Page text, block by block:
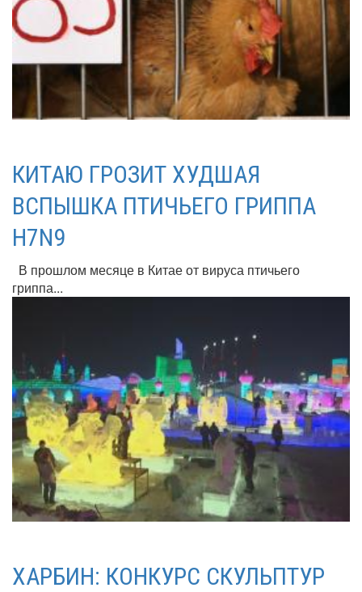
КИТАЮ ГРОЗИТ ХУДШАЯ
ВСПЫШКА ПТИЧЬЕГО ГРИППА
H7N9
В прошлом месяце в Китае от вируса птичьего
гриппа...
ХАРБИН: КОНКУРС СКУЛЬПТУР